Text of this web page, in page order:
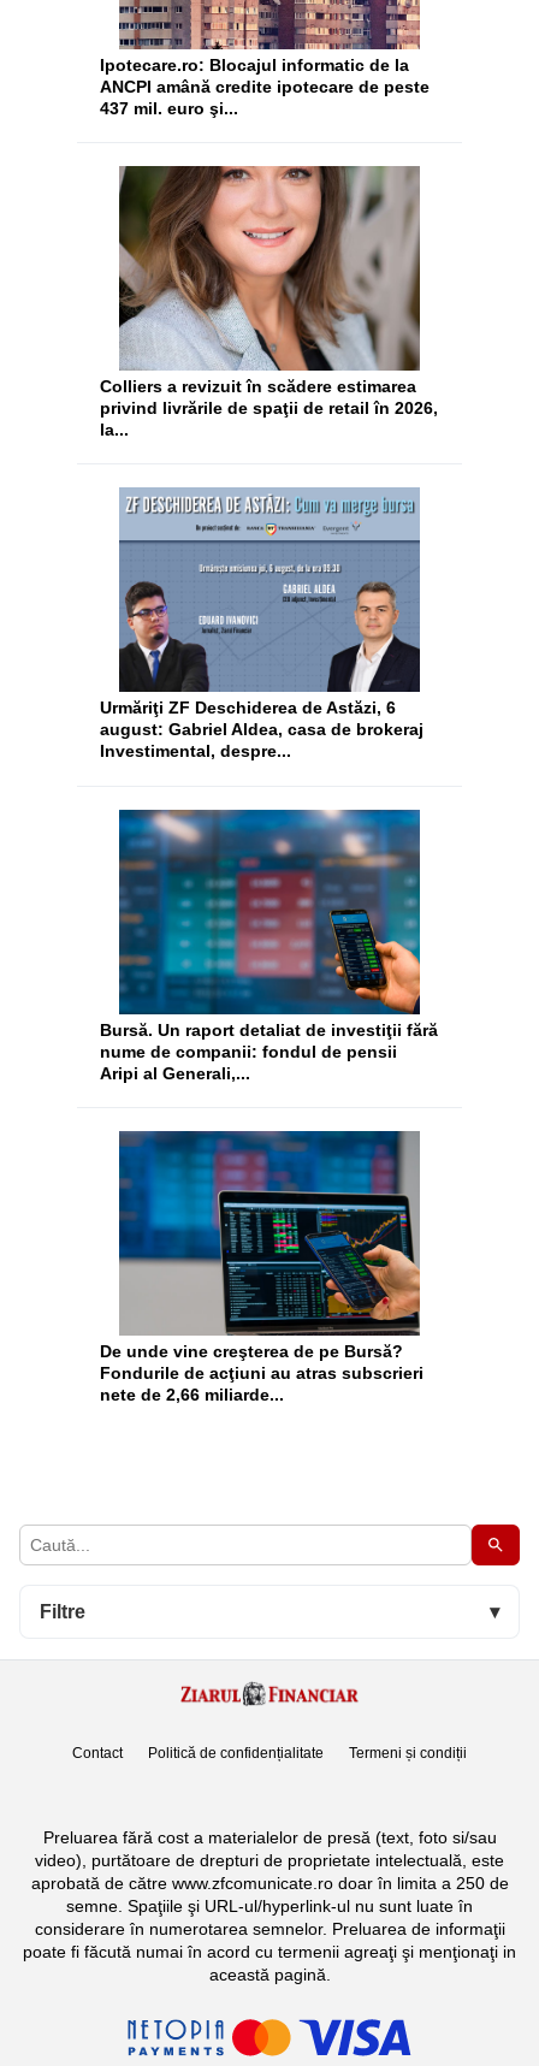
Filtre ▾
Ipotecare.ro: Blocajul informatic de la
ANCPI amână credite ipotecare de peste
437 mil. euro şi...
Colliers a revizuit în scădere estimarea
privind livrările de spaţii de retail în 2026,
la...
Urmăriţi ZF Deschiderea de Astăzi, 6
august: Gabriel Aldea, casa de brokeraj
Investimental, despre...
Bursă. Un raport detaliat de investiţii fără
nume de companii: fondul de pensii
Aripi al Generali,...
De unde vine creşterea de pe Bursă?
Fondurile de acţiuni au atras subscrieri
nete de 2,66 miliarde...
Contact Politică de confidențialitate Termeni și condiții
Preluarea fără cost a materialelor de presă (text, foto si/sau
video), purtătoare de drepturi de proprietate intelectuală, este
aprobată de către www.zfcomunicate.ro doar în limita a 250 de
semne. Spaţiile şi URL-ul/hyperlink-ul nu sunt luate în
considerare în numerotarea semnelor. Preluarea de informaţii
poate fi făcută numai în acord cu termenii agreaţi şi menţionaţi in
această pagină.